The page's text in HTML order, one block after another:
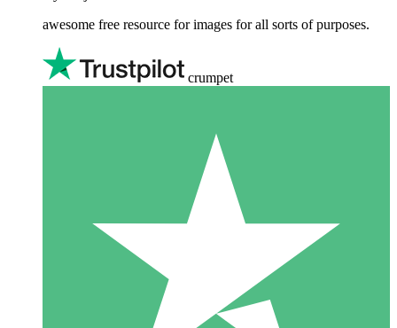
awesome free resource for images for all sorts of purposes.
crumpet